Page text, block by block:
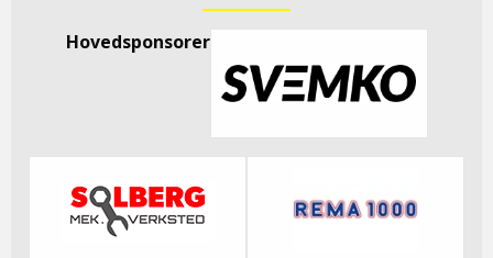
Hovedsponsorer